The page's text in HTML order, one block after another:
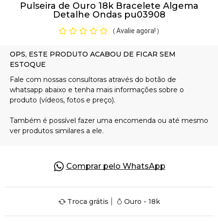
Pulseira de Ouro 18k Bracelete Algema
Detalhe Ondas pu03908
( Avalie agora! )
Comprar pelo WhatsApp
Troca grátis Ouro - 18k
Pingentes
Pulseiras
Presente
OFERTAS